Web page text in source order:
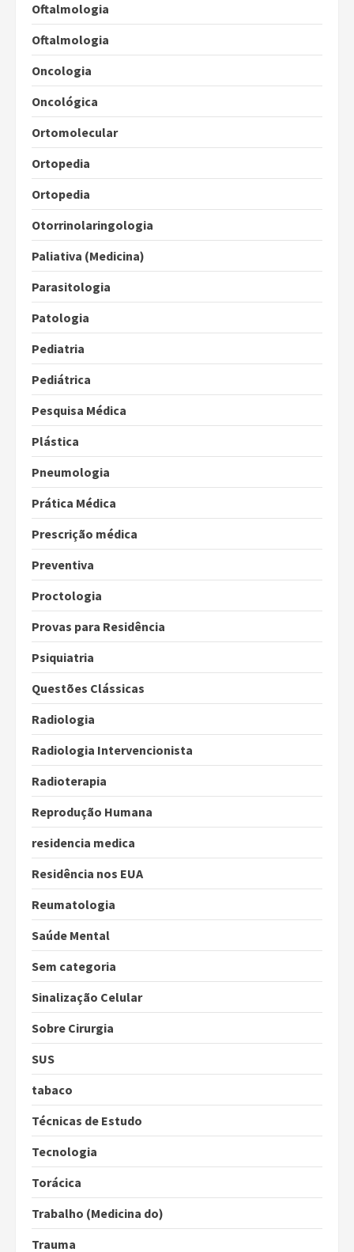
Oftalmologia
Oftalmologia
Oncologia
Oncológica
Ortomolecular
Ortopedia
Ortopedia
Otorrinolaringologia
Paliativa (Medicina)
Parasitologia
Patologia
Pediatria
Pediátrica
Pesquisa Médica
Plástica
Pneumologia
Prática Médica
Prescrição médica
Preventiva
Proctologia
Provas para Residência
Psiquiatria
Questões Clássicas
Radiologia
Radiologia Intervencionista
Radioterapia
Reprodução Humana
residencia medica
Residência nos EUA
Reumatologia
Saúde Mental
Sem categoria
Sinalização Celular
Sobre Cirurgia
SUS
tabaco
Técnicas de Estudo
Tecnologia
Torácica
Trabalho (Medicina do)
Trauma